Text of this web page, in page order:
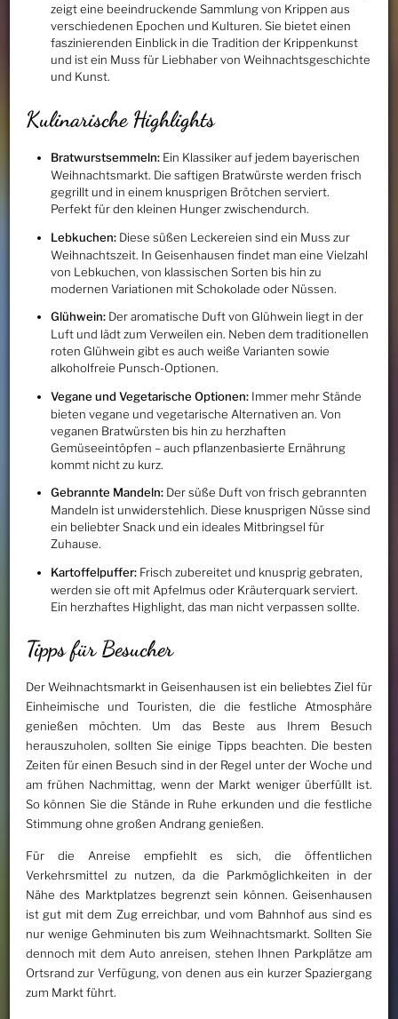
zeigt eine beeindruckende Sammlung von Krippen aus
verschiedenen Epochen und Kulturen. Sie bietet einen
faszinierenden Einblick in die Tradition der Krippenkunst
und ist ein Muss für Liebhaber von Weihnachtsgeschichte
und Kunst.
Kulinarische Highlights
Bratwurstsemmeln:Ein Klassiker auf jedem bayerischen
Weihnachtsmarkt. Die saftigen Bratwürste werden frisch
gegrillt und in einem knusprigen Brötchen serviert.
Perfekt für den kleinen Hunger zwischendurch.
Lebkuchen:Diese süßen Leckereien sind ein Muss zur
Weihnachtszeit. In Geisenhausen findet man eine Vielzahl
von Lebkuchen, von klassischen Sorten bis hin zu
modernen Variationen mit Schokolade oder Nüssen.
Glühwein:Der aromatische Duft von Glühwein liegt in der
Luft und lädt zum Verweilen ein. Neben dem traditionellen
roten Glühwein gibt es auch weiße Varianten sowie
alkoholfreie Punsch-Optionen.
Vegane und Vegetarische Optionen:Immer mehr Stände
bieten vegane und vegetarische Alternativen an. Von
veganen Bratwürsten bis hin zu herzhaften
Gemüseeintöpfen – auch pflanzenbasierte Ernährung
kommt nicht zu kurz.
Gebrannte Mandeln:Der süße Duft von frisch gebrannten
Mandeln ist unwiderstehlich. Diese knusprigen Nüsse sind
ein beliebter Snack und ein ideales Mitbringsel für
Zuhause.
Kartoffelpuffer:Frisch zubereitet und knusprig gebraten,
werden sie oft mit Apfelmus oder Kräuterquark serviert.
Ein herzhaftes Highlight, das man nicht verpassen sollte.
Tipps für Besucher
Der Weihnachtsmarkt in Geisenhausen ist ein beliebtes Ziel für
Einheimische und Touristen, die die festliche Atmosphäre
genießen möchten. Um das Beste aus Ihrem Besuch
herauszuholen, sollten Sie einige Tipps beachten. Die besten
Zeiten für einen Besuch sind in der Regel unter der Woche und
am frühen Nachmittag, wenn der Markt weniger überfüllt ist.
So können Sie die Stände in Ruhe erkunden und die festliche
Stimmung ohne großen Andrang genießen.
Für die Anreise empfiehlt es sich, die öffentlichen
Verkehrsmittel zu nutzen, da die Parkmöglichkeiten in der
Nähe des Marktplatzes begrenzt sein können. Geisenhausen
ist gut mit dem Zug erreichbar, und vom Bahnhof aus sind es
nur wenige Gehminuten bis zum Weihnachtsmarkt. Sollten Sie
dennoch mit dem Auto anreisen, stehen Ihnen Parkplätze am
Ortsrand zur Verfügung, von denen aus ein kurzer Spaziergang
zum Markt führt.